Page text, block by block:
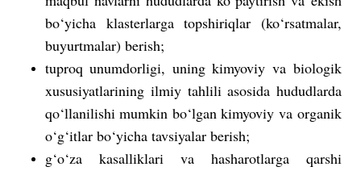
bo‘yicha klasterlarga topshiriqlar (ko‘rsatmalar,
buyurtmalar) berish;
tuproq unumdorligi, uning kimyoviy va biologik
xususiyatlarining ilmiy tahlili asosida hududlarda
qo‘llanilishi mumkin bo‘lgan kimyoviy va organik
o‘g‘itlar bo‘yicha tavsiyalar berish;
g‘o‘za kasalliklari va hasharotlarga qarshi